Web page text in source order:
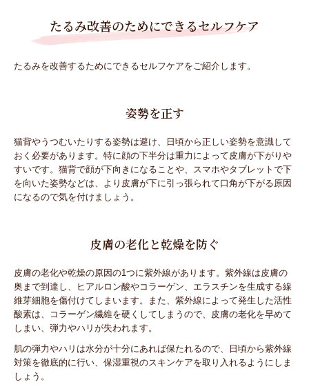
たるみ改善のためにできるセルフケア
たるみを改善するためにできるセルフケアをご紹介します。
姿勢を正す
猫背やうつむいたりする姿勢は避け、日頃から正しい姿勢を意識して
おく必要があります。特に顔の下半分は重力によって皮膚が下がりや
すいです。猫背で顔が下向きになることや、スマホやタブレットで下
を向いた姿勢などは、より皮膚が下に引っ張られて口角が下がる原因
になるので気を付けましょう。
皮膚の老化と乾燥を防ぐ
皮膚の老化や乾燥の原因の1つに紫外線があります。紫外線は皮膚の
奥まで到達し、ヒアルロン酸やコラーゲン、エラスチンを生成する線
維芽細胞を傷付けてしまいます。また、紫外線によって発生した活性
酸素は、コラーゲン繊維を硬くしてしまうので、皮膚の老化を早めて
しまい、弾力やハリが失われます。
肌の弾力やハリは水分が十分にあれば保たれるので、日頃から紫外線
対策を徹底的に行い、保湿重視のスキンケアを取り入れるようにしま
しょう。